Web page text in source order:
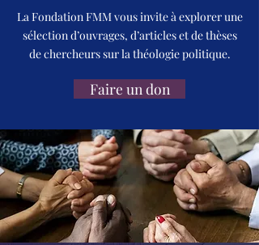
La Fondation FMM vous invite à explorer une
sélection d’ouvrages, d’articles et de thèses
de chercheurs sur la théologie politique.
Faire un don